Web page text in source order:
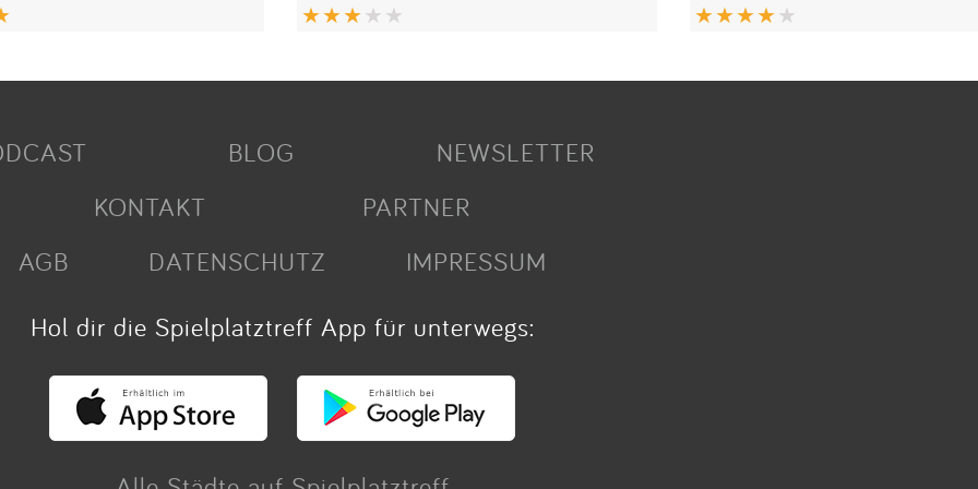
BLOG
NEWSLETTER
KONTAKT
PARTNER
AGB
DATENSCHUTZ
IMPRESSUM
Hol dir die Spielplatztreff App für unterwegs: